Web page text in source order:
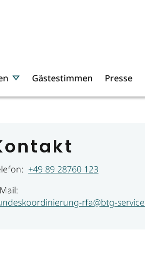
Gästestimmen Presse
+49 89 28760 123
rfa@btg-